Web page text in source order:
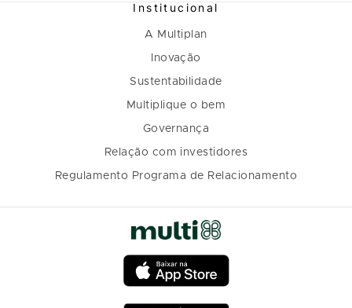
Institucional
A Multiplan
Inovação
Sustentabilidade
Multiplique o bem
Governança
Relação com investidores
Regulamento Programa de Relacionamento